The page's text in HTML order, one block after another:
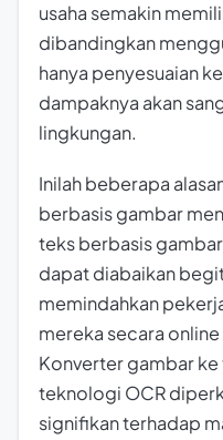
usaha semakin
dibandingkan
hanya penyesuaian
dampaknya akan
lingkungan.
Inilah beberapa
berbasis gambar
teks berbasis
dapat diabaikan
memindahkan
mereka secara
Konverter gambar ke
teknologi OCR
signifikan terhadap